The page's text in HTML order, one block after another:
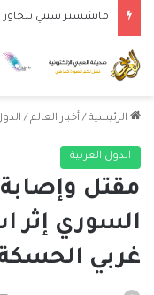
الرئيسية / أخبار العالم /
الدول العربية
مقتل
السوري إثر
غربي